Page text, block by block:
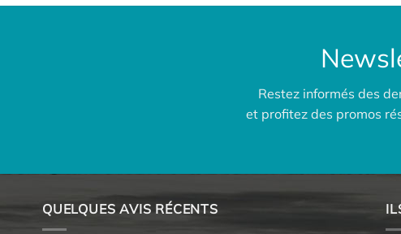
Restez informés des
et profitez des promos
QUELQUES AVIS RÉCENTS